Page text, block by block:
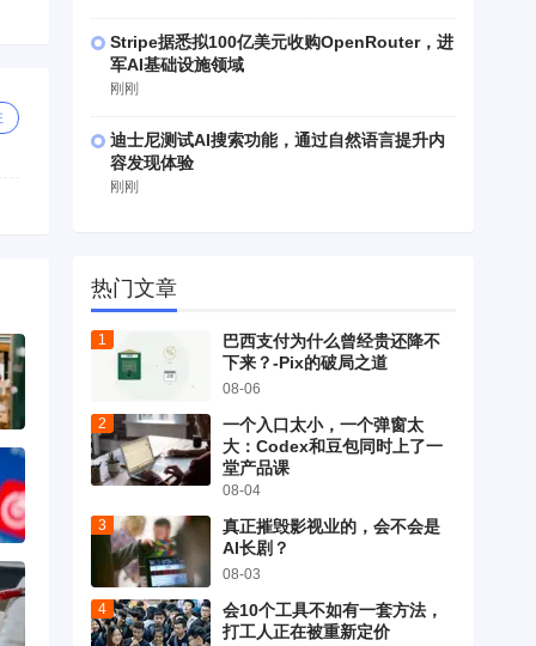
Stripe据悉拟100亿美元收购OpenRouter，进
军AI基础设施领域
刚刚
迪士尼测试AI搜索功能，通过自然语言提升内
容发现体验
刚刚
热门文章
巴西支付为什么曾经贵还降不
下来？-Pix的破局之道
08-06
一个入口太小，一个弹窗太
大：Codex和豆包同时上了一
堂产品课
08-04
真正摧毁影视业的，会不会是
AI长剧？
08-03
会10个工具不如有一套方法，
打工人正在被重新定价